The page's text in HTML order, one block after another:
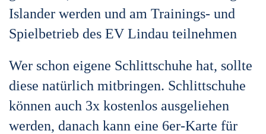
Islander werden und am Trainings- und
Spielbetrieb des EV Lindau teilnehmen
Wer schon eigene Schlittschuhe hat, sollte
diese natürlich mitbringen. Schlittschuhe
können auch 3x kostenlos ausgeliehen
werden, danach kann eine 6er-Karte für